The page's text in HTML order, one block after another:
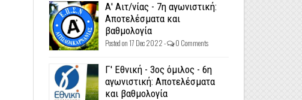
Α' Αιτ/νίας - 7η αγωνιστική:
Αποτελέσματα και
βαθμολογία
Posted on 17 Dec 2022 - 0 Comments
Γ' Εθνική - 3ος όμιλος - 6η
αγωνιστική: Αποτελέσματα
και βαθμολογία